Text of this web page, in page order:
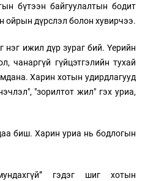
бүтээн байгуулалтын бодит
ойрын дүрслэл болон хувирчээ.
нэг ижил дүр зураг бий. Үерийн
чанаргүй гүйцэтгэлийн тухай
Харин хотын удирдлагууд
"зорилтот жил" гэх уриа,
биш. Харин уриа нь бодлогын
гэдэг шиг хотын